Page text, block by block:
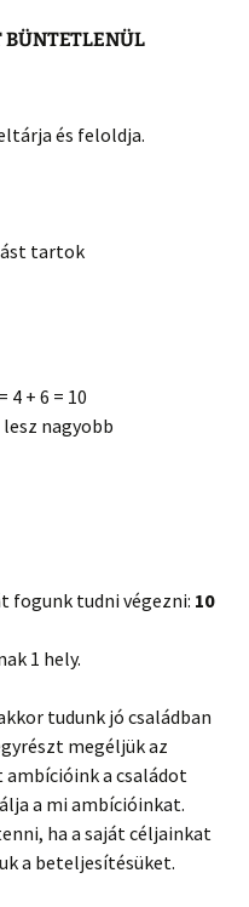
és feloldja.
tartok
4 + 6 = 10
lesz nagyobb
fogunk tudni végezni: 10
1 hely.
tudunk jó családban
megéljük az
ambícióink a családot
a mi ambícióinkat.
ha a saját céljainkat
a beteljesítésüket.